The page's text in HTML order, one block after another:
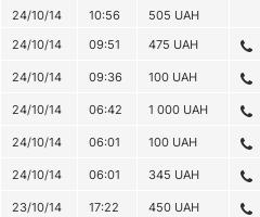
24/10/14 10:56 505 UAH
24/10/14
09:51 475 UAH
24/10/14 09:36 100 UAH
24/10/14 06:42 1 000 UAH
24/10/14 06:01 100 UAH
24/10/14 06:01 345 UAH
23/10/14 17:22 450 UAH